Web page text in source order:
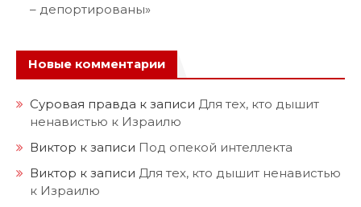
– депортированы»
Новые комментарии
Суровая правда к записи Для тех, кто дышит
ненавистью к Израилю
Виктор к записи Под опекой интеллекта
Виктор к записи Для тех, кто дышит ненавистью
к Израилю